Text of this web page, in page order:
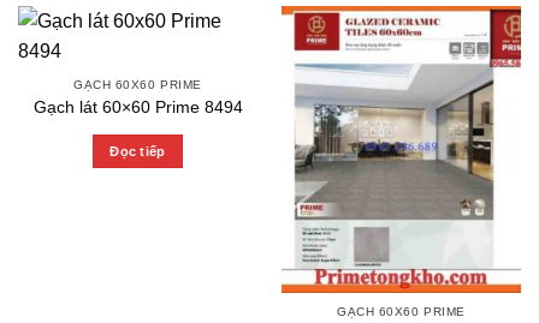
GẠCH 60X60 PRIME
Gạch lát 60×60 Prime 8494
Đọc tiếp
GẠCH 60X60 PRIME